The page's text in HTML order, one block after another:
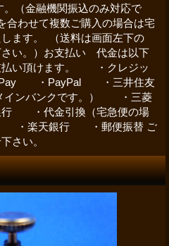
（金融機関振込のみ対応で
合わせて複数ご購入の場合は宅
ます。 （送料は画面左下の
さい。）お支払い 代金は以下
払い頂けます。 ・クレジッ
・PayPal ・三井住友
インバンクです。） ・三菱
・代金引換（宅急便の場
・楽天銀行 ・郵便振替 ご
さい。